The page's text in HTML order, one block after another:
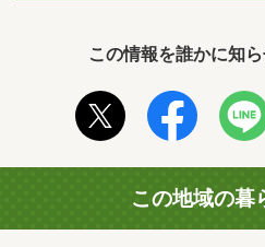
この情報を誰かに知
この地域の暮